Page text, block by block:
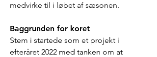
medvirke til i løbet af sæsonen.
Baggrunden for koret
Stem i startede som et projekt i
efteråret 2022 med tanken om at